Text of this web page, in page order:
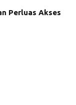
Perluas Akses